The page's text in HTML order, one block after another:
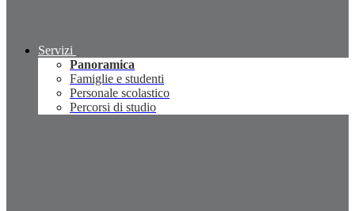
Servizi
Panoramica
Famiglie e studenti
Personale scolastico
Percorsi di studio